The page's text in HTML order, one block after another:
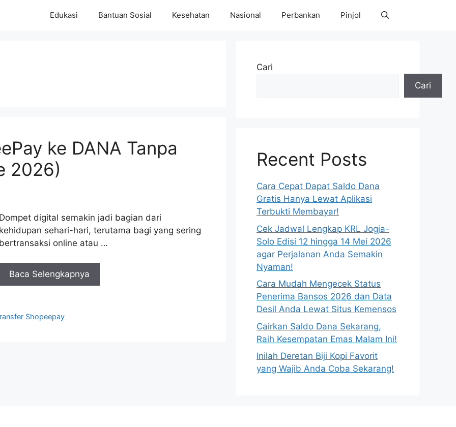
Edukasi Bantuan Sosial Kesehatan Nasional Perbankan Pinjol
ke DANA Tanpa
2026)
Dompet digital semakin jadi bagian dari
kehidupan sehari-hari, terutama bagi yang sering
bertransaksi online atau …
Baca Selengkapnya
Shopeepay
Cari
Cari
Recent Posts
Cara Cepat Dapat Saldo Dana
Gratis Hanya Lewat Aplikasi
Terbukti Membayar!
Cek Jadwal Lengkap KRL Jogja-
Solo Edisi 12 hingga 14 Mei 2026
agar Perjalanan Anda Semakin
Nyaman!
Cara Mudah Mengecek Status
Penerima Bansos 2026 dan Data
Desil Anda Lewat Situs Kemensos
Cairkan Saldo Dana Sekarang,
Raih Kesempatan Emas Malam Ini!
Inilah Deretan Biji Kopi Favorit
yang Wajib Anda Coba Sekarang!